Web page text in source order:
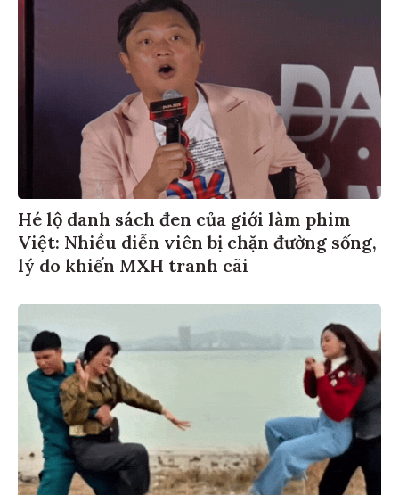
Hé lộ danh sách đen của giới làm phim
Việt: Nhiều diễn viên bị chặn đường sống,
lý do khiến MXH tranh cãi